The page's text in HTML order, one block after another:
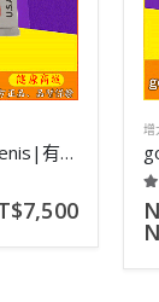
美國大陰莖|big penis|有效率高達98%|增大增粗不反彈|12顆
7,500
增